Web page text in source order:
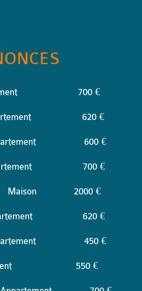
700 €
620 €
600 €
700 €
Maison 2000 €
620 €
450 €
550 €